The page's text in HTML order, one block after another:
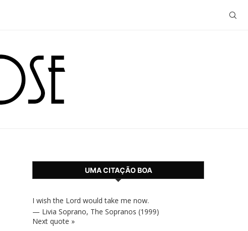
UMA CITAÇÃO BOA
I wish the Lord would take me now.
— Livia Soprano, The Sopranos (1999)
Next quote »